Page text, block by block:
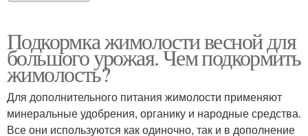
Подкормка жимолости весной для
большого урожая. Чем подкормить
жимолость?
Для дополнительного питания жимолости применяют
минеральные удобрения, органику и народные средства.
Все они используются как одиночно, так и в дополнение